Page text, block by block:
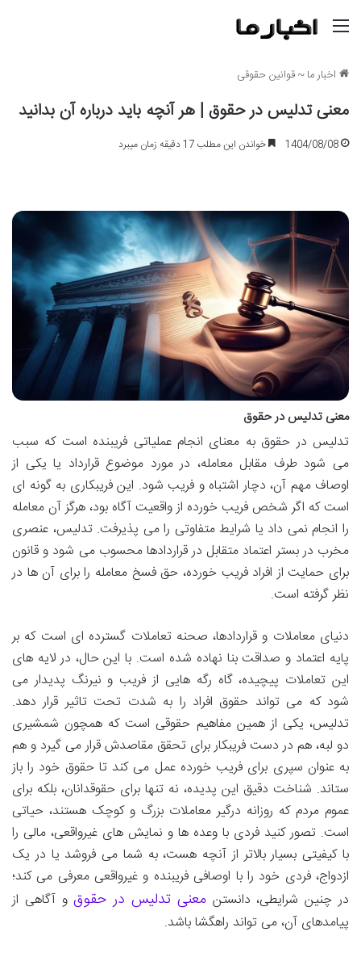
اخبار ما~قوانین حقوقی
معنی تدلیس در حقوق | هر آنچه باید درباره آن بدانید
1404/08/08 خواندن این مطلب 17 دقیقه زمان میبرد
معنی تدلیس در حقوق
تدلیس در حقوق به معنای انجام عملیاتی فریبنده است که سبب
می شود طرف مقابل معامله، در مورد موضوع قرارداد یا یکی از
اوصاف مهم آن، دچار اشتباه و فریب شود. این فریبکاری به گونه ای
است که اگر شخص فریب خورده از واقعیت آگاه بود، هرگز آن معامله
را انجام نمی داد یا شرایط متفاوتی را می پذیرفت. تدلیس، عنصری
مخرب در بستر اعتماد متقابل در قراردادها محسوب می شود و قانون
برای حمایت از افراد فریب خورده، حق فسخ معامله را برای آن ها در
نظر گرفته است.
دنیای معاملات و قراردادها، صحنه تعاملات گسترده ای است که بر
پایه اعتماد و صداقت بنا نهاده شده است. با این حال، در لایه های
این تعاملات پیچیده، گاه رگه هایی از فریب و نیرنگ پدیدار می
شود که می تواند حقوق افراد را به شدت تحت تاثیر قرار دهد.
تدلیس، یکی از همین مفاهیم حقوقی است که همچون شمشیری
دو لبه، هم در دست فریبکار برای تحقق مقاصدش قرار می گیرد و هم
به عنوان سپری برای فریب خورده عمل می کند تا حقوق خود را باز
ستاند. شناخت دقیق این پدیده، نه تنها برای حقوقدانان، بلکه برای
عموم مردم که روزانه درگیر معاملات بزرگ و کوچک هستند، حیاتی
است. تصور کنید فردی با وعده ها و نمایش های غیرواقعی، مالی را
با کیفیتی بسیار بالاتر از آنچه هست، به شما می فروشد یا در یک
ازدواج، فردی خود را با اوصافی فریبنده و غیرواقعی معرفی می کند؛
در چنین شرایطی، دانستنمعنی تدلیس در حقوقو آگاهی از
پیامدهای آن، می تواند راهگشا باشد.